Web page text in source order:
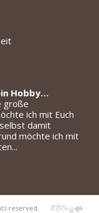
Hobby…
große
ich mit Euch
damit
möchte ich mit
reserved.